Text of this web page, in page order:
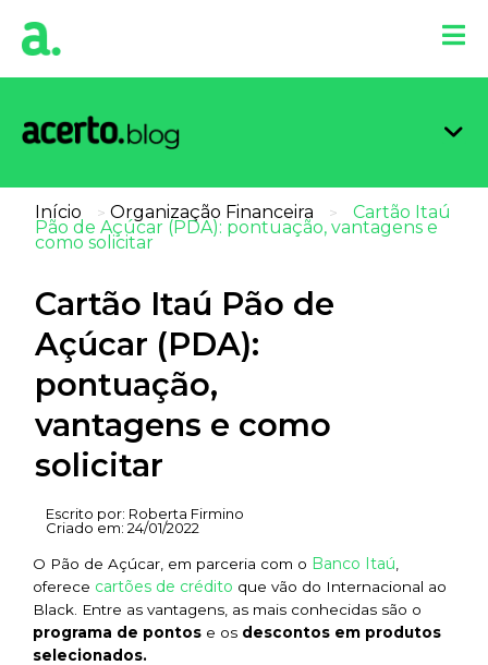
Início > Organização Financeira > Cartão Itaú
Pão de Açúcar (PDA): pontuação, vantagens e
como solicitar
Cartão Itaú Pão de
Açúcar (PDA):
pontuação,
vantagens e como
solicitar
Escrito por: Roberta Firmino
Criado em: 24/01/2022
O Pão de Açúcar, em parceria com o Banco Itaú
oferece cartões de crédito que vão do Internacional ao
Black. Entre as vantagens, as mais conhecidas são o
programa de pontos e os descontos em produtos
selecionados.